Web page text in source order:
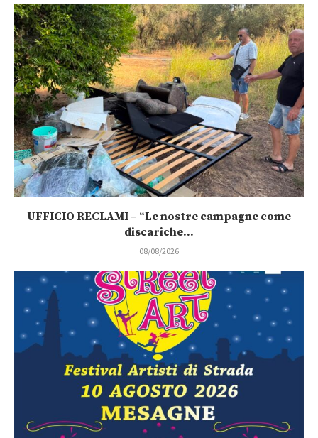
UFFICIO RECLAMI – “Le nostre campagne come
discariche...
08/08/2026